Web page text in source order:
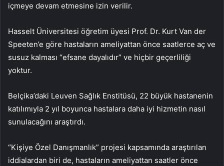
içmeye devam etmesine izin verilir.
Hasselt Üniversitesi öğretim üyesi Prof. Dr. Kurt Van der
Speeten’e göre hastaların ameliyattan önce saatlerce aç ve
susuz kalması “efsane dayalıdır” ve hiçbir geçerliliği
yoktur.
Belçika’daki Leuven Sağlık Enstitüsü, 22 büyük hastanenin
katılımıyla 2 yıl boyunca hastalara daha iyi hizmetin nasıl
sunulacağını araştırdı.
“Kişiye Özel Danışmanlık” projesi kapsamında araştırılan
iddialardan biri de, hastaların ameliyattan saatler önce